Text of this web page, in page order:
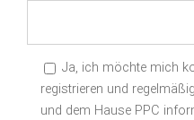
Ja, ich möchte mich
registrieren und
und dem Hause PPC